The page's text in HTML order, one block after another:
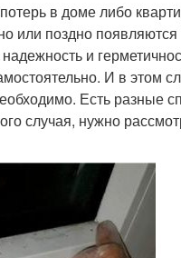
в доме либо
или поздно появляются
и
И в этом
Есть разные
случая, нужно